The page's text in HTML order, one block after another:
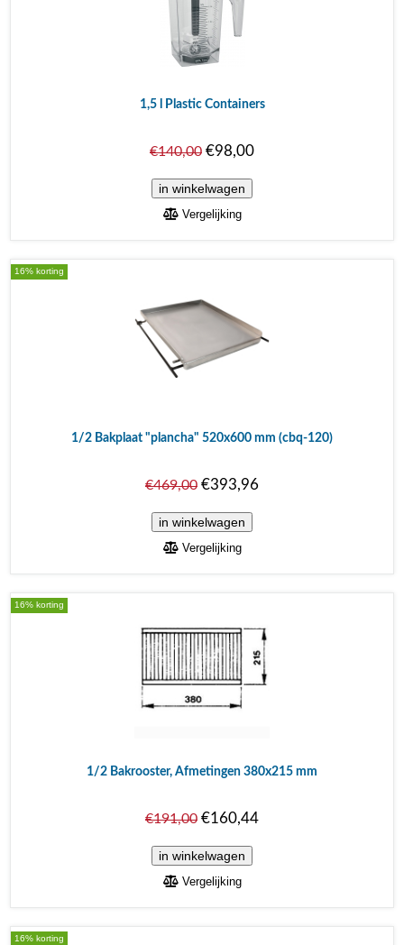
1,5 l Plastic Containers
€140,00 €98,00
Vergelijking
16% korting
1/2 Bakplaat "plancha" 520x600 mm (cbq-120)
€469,00 €393,96
Vergelijking
16% korting
1/2 Bakrooster, Afmetingen 380x215 mm
€191,00 €160,44
Vergelijking
16% korting